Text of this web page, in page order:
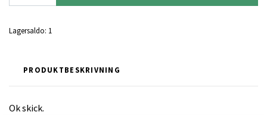
Lagersaldo: 1
PRODUKTBESKRIVNING
Ok skick.